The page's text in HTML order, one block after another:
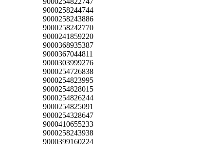
9000258244744
9000258243886
9000258242770
9000241859220
9000368935387
9000367044811
9000303999276
9000254726838
9000254823995
9000254828015
9000254826244
9000254825091
9000254328647
9000410655233
9000258243938
9000399160224